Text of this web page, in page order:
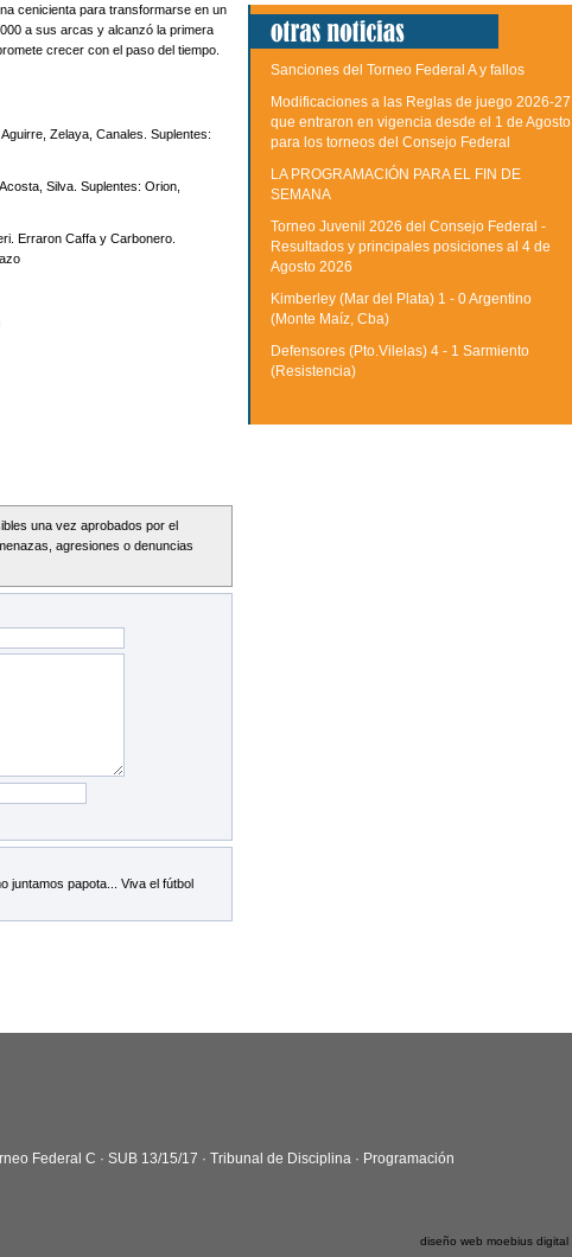
cenicienta para transformarse en un
a sus arcas y alcanzó la primera
crecer con el paso del tiempo.
Zelaya, Canales. Suplentes:
Silva. Suplentes: Orion,
Erraron Caffa y Carbonero.
una vez aprobados por el
agresiones o denuncias
juntamos papota... Viva el fútbol
Sanciones del Torneo Federal A y fallos
Modificaciones a las Reglas de juego 2026-27
que entraron en vigencia desde el 1 de Agosto
para los torneos del Consejo Federal
LA PROGRAMACIÓN PARA EL FIN DE
SEMANA
Torneo Juvenil 2026 del Consejo Federal -
Resultados y principales posiciones al 4 de
Agosto 2026
Kimberley (Mar del Plata) 1 - 0 Argentino
(Monte Maíz, Cba)
Defensores (Pto.Vilelas) 4 - 1 Sarmiento
(Resistencia)
Federal C · SUB 13/15/17 · Tribunal de Disciplina · Programación
diseño web moebius digital